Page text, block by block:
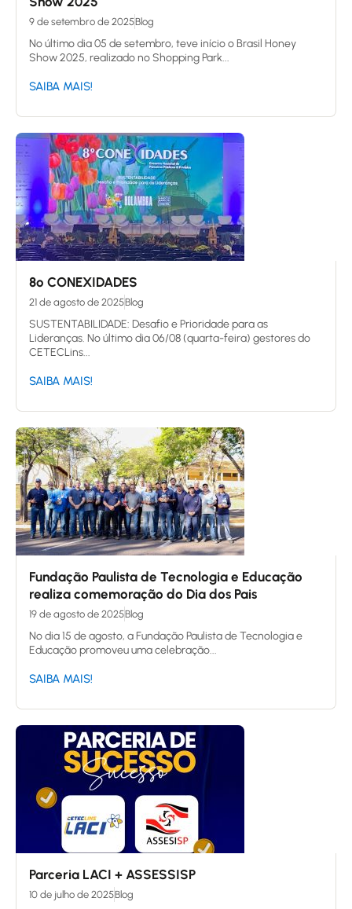
9 de setembro de 2025Blog
No último dia 05 de setembro, teve início o Brasil Honey
Show 2025, realizado no Shopping Park...
SAIBA MAIS!
8º CONEXIDADES
21 de agosto de 2025Blog
SUSTENTABILIDADE: Desafio e Prioridade para as
Lideranças. No último dia 06/08 (quarta-feira) gestores do
CETECLins...
SAIBA MAIS!
Fundação Paulista de Tecnologia e Educação
realiza comemoração do Dia dos Pais
19 de agosto de 2025Blog
No dia 15 de agosto, a Fundação Paulista de Tecnologia e
Educação promoveu uma celebração...
SAIBA MAIS!
Parceria LACI + ASSESSISP
10 de julho de 2025Blog